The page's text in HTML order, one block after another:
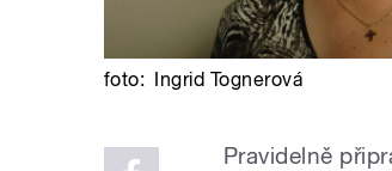
foto: Ingrid Tognerová
Pravidelně